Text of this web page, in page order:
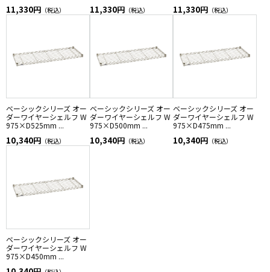
11,330円 （税込） 11,330円 （税込） 11,330円 （税込）
ベーシックシリーズ オー
ダーワイヤーシェルフ W
975×D525mm ...
10,340円 （税込）
ベーシックシリーズ オー
ダーワイヤーシェルフ W
975×D500mm ...
10,340円 （税込）
ベーシックシリーズ オー
ダーワイヤーシェルフ W
975×D475mm ...
10,340円 （税込）
ベーシックシリーズ オー
ダーワイヤーシェルフ W
975×D450mm ...